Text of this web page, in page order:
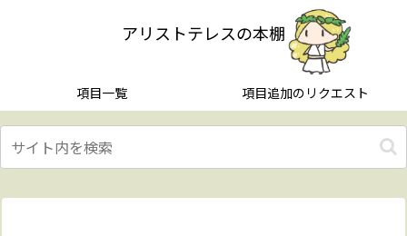
アリストテレスの本棚
項目一覧 項目追加のリクエスト